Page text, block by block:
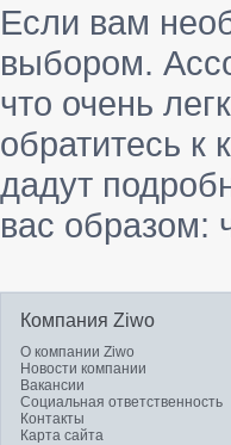
Если вам
выбором.
что очень
обратитесь к
дадут
вас образом:
Компания Ziwo
О компании Ziwo
Новости компании
Вакансии
Социальная ответственность
Контакты
Карта сайта